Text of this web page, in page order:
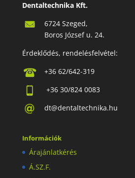
Dentaltechnika Kft.
6724 Szeged,
Boros József u. 24.
Érdeklődés, rendelésfelvétel:
+36 62/642-319
+36 30/824 0083
dt@dentaltechnika.hu
Információk
Árajánlatkérés
Á.SZ.F.